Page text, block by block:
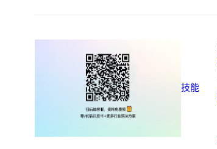
技能